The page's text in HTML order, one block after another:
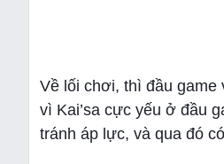
Về lối chơi, thì đầu
vì Kai’sa cực yếu ở đầu
tránh áp lực, và qua đó